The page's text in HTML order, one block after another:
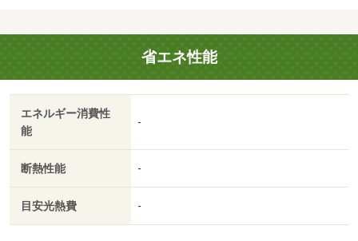
省エネ性能
エネルギー消費性
能
-
断熱性能 -
目安光熱費 -